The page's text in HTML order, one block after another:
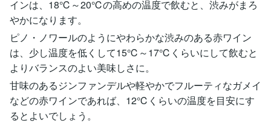
インは、18℃～20℃の高めの温度で飲むと、渋みがまろ
やかになります。
ピノ・ノワールのようにやわらかな渋みのある赤ワイン
は、少し温度を低くして15℃～17℃くらいにして飲むと
よりバランスのよい美味しさに。
甘味のあるジンファンデルや軽やかでフルーティなガメイ
などの赤ワインであれば、12℃くらいの温度を目安にす
るとよいでしょう。